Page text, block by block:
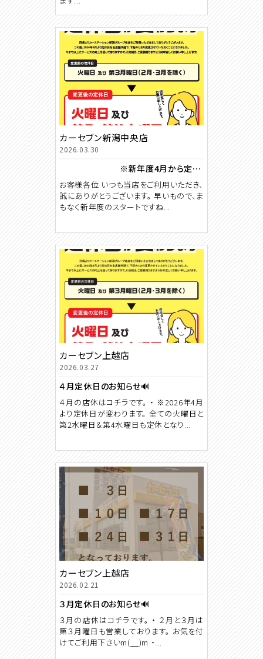
カーセブン新潟中央店
2026.03.30
※新年度4月から定休日が変わります※
お客様各位 いつも当店をご利用いただき、
誠にありがとうございます。 早いもので、ま
もなく新年度のスタートですね...
カーセブン上越店
2026.03.27
４月定休日のお知らせ🔊
４月の店休はコチラです。 ・ ※2026年4月
より定休日が変わります。 全ての火曜日と
第2水曜日＆第4水曜日も定休となり...
カーセブン上越店
2026.02.21
３月定休日のお知らせ🔊
３月の店休はコチラです。 ・ ２月と３月は
第３月曜日も営業しております。 お気を付
けてご利用下さいm(__)m ・...